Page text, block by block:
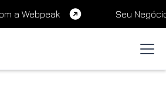
a Webpeak Seu